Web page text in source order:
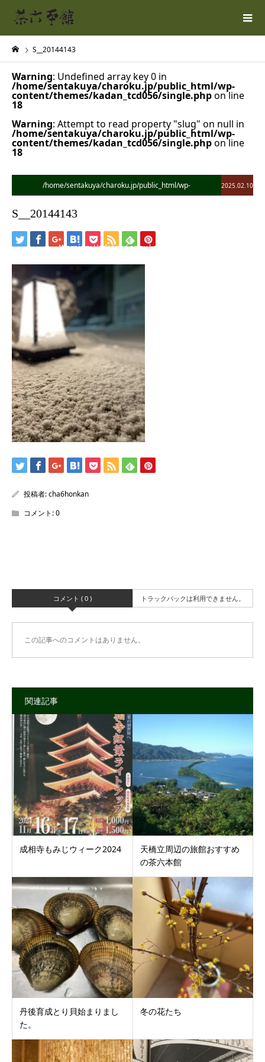
S__20144143
Warning: Undefined array key 0 in
/home/sentakuya/charoku.jp/public_html/wp-
content/themes/kadan_tcd056/single.phpon line
18
Warning: Attempt to read property "slug" on null in
/home/sentakuya/charoku.jp/public_html/wp-
content/themes/kadan_tcd056/single.phpon line
18
/home/sentakuya/charoku.jp/public_html/wp-
Warning: Undefined array key 0 in
/home/sentakuya/charoku.jp/public_html/wp-
content/themes/kadan_tcd056/single.php
Warning: Attempt to read property "name" on null in
/home/sentakuya/charoku.jp/public_html/wp-
content/themes/kadan_tcd056/single.php
2025.02.10
S__20144143
投稿者:cha6honkan
コメント:0
コメント ( 0 ) トラックバックは利用できません。
この記事へのコメントはありません。
関連記事
成相寺もみじウィーク2024
天橋立周辺の旅館おすすめ
の茶六本館
丹後育成とり貝始まりまし
た。
冬の花たち